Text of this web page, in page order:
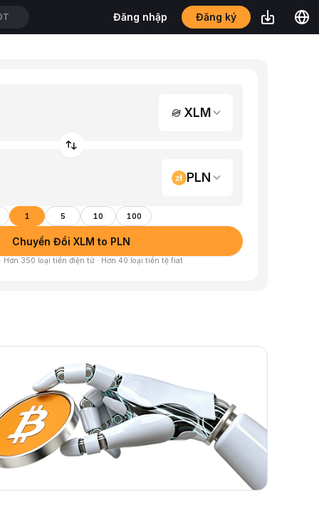
Đăng nhập Đăng ký
XLM
PLN
1 5 10 100
Chuyển Đổi XLM to PLN
Hơn 350 loại tiền điện tử · Hơn 40 loại tiền tệ fiat